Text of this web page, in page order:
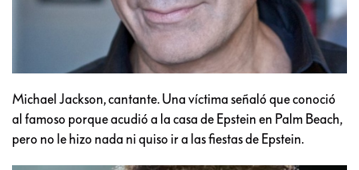
Michael Jackson, cantante. Una víctima señaló que conoció
al famoso porque acudió a la casa de Epstein en Palm Beach,
pero no le hizo nada ni quiso ir a las fiestas de Epstein.